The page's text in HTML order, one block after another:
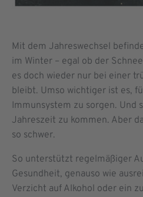
Mit dem Jahreswechsel
im Winter – egal ob der
es doch wieder nur bei einer
bleibt. Umso wichtiger ist es,
Immunsystem zu sorgen. Und
Jahreszeit zu kommen. Aber
so schwer.
So unterstützt regelmäßiger
Gesundheit, genauso wie
Verzicht auf Alkohol oder ein